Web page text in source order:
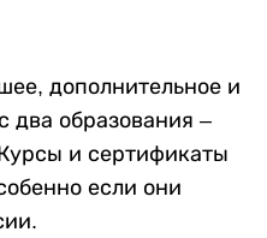
дополнительное и
два образования –
и сертификаты
если они